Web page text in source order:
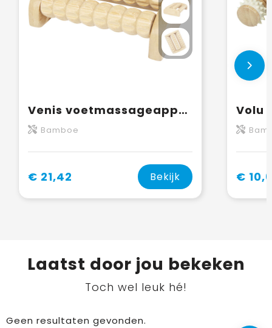
Venis voetmassageapparaat van bamboe
Bamboe
€ 21,42 Bekijk €
Laatst door jou bekeken
Toch wel leuk hé!
Geen resultaten gevonden.